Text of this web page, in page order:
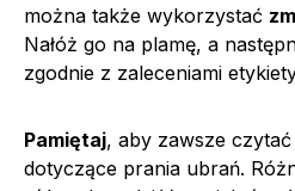
można także wykorzystać
Nałóż go na plamę, a
zgodnie z zaleceniami
Pamiętaj, aby zawsze
dotyczące prania ubrań.